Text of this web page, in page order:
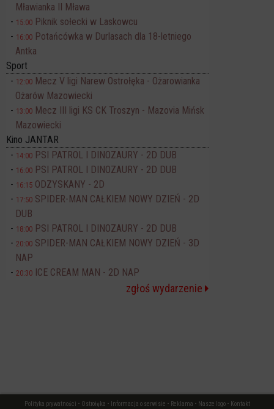
Mławianka II Mława
15:00 Piknik sołecki w Laskowcu
16:00 Potańcówka w Durlasach dla 18-letniego
Antka
Sport
12:00 Mecz V ligi Narew Ostrołęka - Ożarowianka
Ożarów Mazowiecki
13:00 Mecz III ligi KS CK Troszyn - Mazovia Mińsk
Mazowiecki
Kino JANTAR
14:00 PSI PATROL I DINOZAURY - 2D DUB
16:00 PSI PATROL I DINOZAURY - 2D DUB
16:15 ODZYSKANY - 2D
17:50 SPIDER-MAN CAŁKIEM NOWY DZIEŃ - 2D
DUB
18:00 PSI PATROL I DINOZAURY - 2D DUB
20:00 SPIDER-MAN CAŁKIEM NOWY DZIEŃ - 3D
NAP
20:30 ICE CREAM MAN - 2D NAP
zgłoś wydarzenie
Polityka prywatności • Ostrołęka • Informacja o serwisie • Reklama • Nasze logo• Kontakt